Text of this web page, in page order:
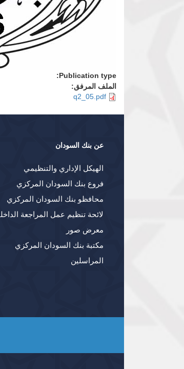
Publication type:
الملف المرفق:
q2_05.pdf
عن بنك السودان
الهيكل الإداري والتنظيمي
فروع بنك السودان المركزي
محافظو بنك السودان المركزي
لائحة تنظيم عمل المراجعة
معرض صور
مكتبة بنك السودان المركزي
المراسلين